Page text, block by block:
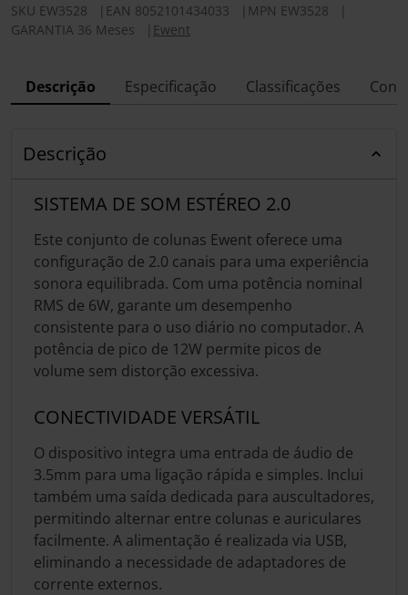
SKU EW3528 EAN 8052101434033 MPN EW3528
GARANTIA 36 Meses
Ewent
Descrição Especificação Classificações
Descrição
SISTEMA DE SOM ESTÉREO 2.0
Este conjunto de colunas Ewent oferece uma
configuração de 2.0 canais para uma experiência
sonora equilibrada. Com uma potência nominal
RMS de 6W, garante um desempenho
consistente para o uso diário no computador. A
potência de pico de 12W permite picos de
volume sem distorção excessiva.
CONECTIVIDADE VERSÁTIL
O dispositivo integra uma entrada de áudio de
3.5mm para uma ligação rápida e simples. Inclui
também uma saída dedicada para auscultadores,
permitindo alternar entre colunas e auriculares
facilmente. A alimentação é realizada via USB,
eliminando a necessidade de adaptadores de
corrente externos.